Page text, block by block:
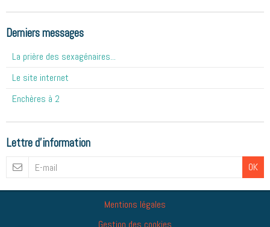
Derniers messages
La prière des sexagénaires...
Le site internet
Enchères à 2
Lettre d'information
OK
Mentions légales
Gestion des cookies